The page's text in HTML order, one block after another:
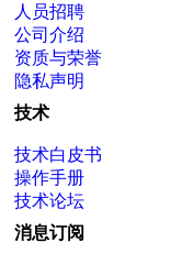
人员招聘
公司介绍
资质与荣誉
隐私声明
技术
技术白皮书
操作手册
技术论坛
消息订阅